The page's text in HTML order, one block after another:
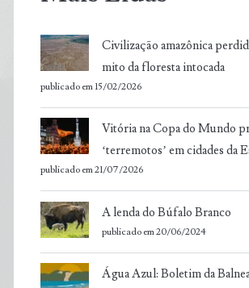
Civilização amazônica
mito da floresta intocada
publicado em 15/02/2026
Vitória na Copa do Mundo
‘terremotos’ em cidades da
publicado em 21/07/2026
A lenda do Búfalo Branco
publicado em 20/06/2024
Água Azul: Boletim da